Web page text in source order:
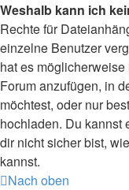
Weshalb kann ich
Rechte für
einzelne Benutzer
hat es
Forum anzufügen, in
möchtest, oder nur
hochladen. Du kannst
dir nicht sicher bist,
kannst.
Nach oben